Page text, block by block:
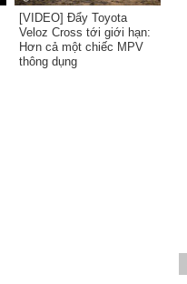
[VIDEO] Đẩy Toyota
Veloz Cross tới giới hạn:
Hơn cả một chiếc MPV
thông dụng